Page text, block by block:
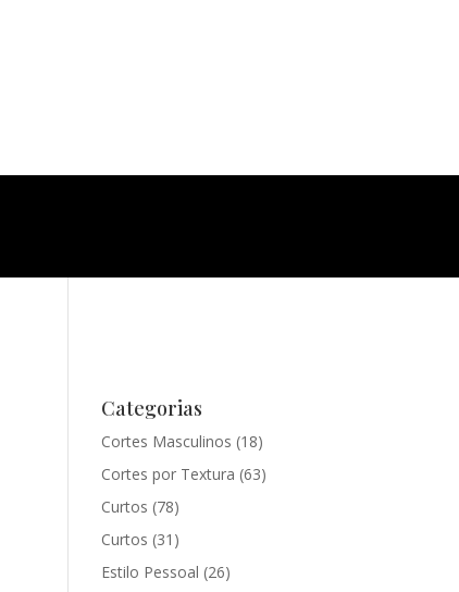
Categorias
Cortes Masculinos (18)
Cortes por Textura (63)
Curtos (78)
Curtos (31)
Estilo Pessoal (26)